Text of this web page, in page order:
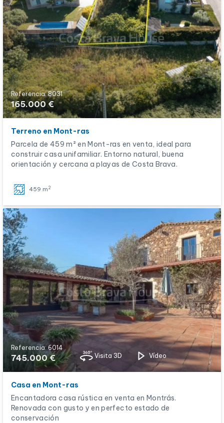
Referencia: 8031
165.000 €
Terreno en Mont-ras
Parcela de 459 m² en Mont-ras en venta, ideal para
construir casa unifamiliar. Entorno natural, buena
orientación y cercana a playas de Costa Brava.
459 m 2
Referencia: 6014
745.000 € Visita 3D Vídeo
Casa en Mont-ras
Encantadora casa rústica en venta en Montrás.
Renovada con gusto y en perfecto estado de
conservación